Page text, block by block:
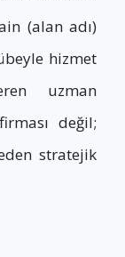
(alan adı)
hizmet
uzman
değil;
stratejik